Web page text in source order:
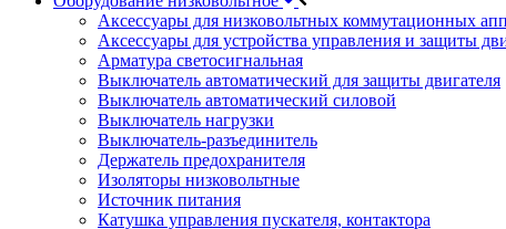
Аксессуары для низковольтных коммутационных
Аксессуары для устройства управления и защиты
Арматура светосигнальная
Выключатель автоматический для защиты двигателя
Выключатель автоматический силовой
Выключатель нагрузки
Выключатель-разъединитель
Держатель предохранителя
Изоляторы низковольтные
Источник питания
Катушка управления пускателя, контактора